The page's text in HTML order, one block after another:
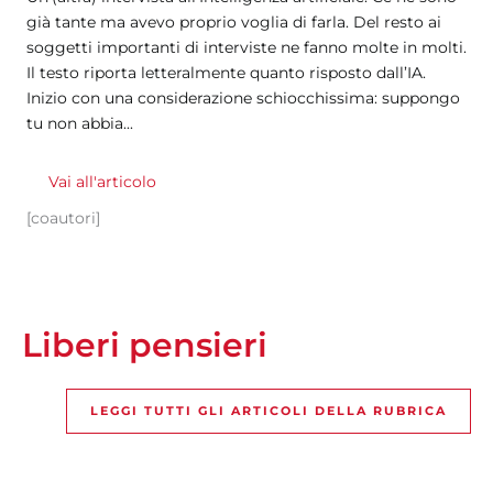
già tante ma avevo proprio voglia di farla. Del resto ai
soggetti importanti di interviste ne fanno molte in molti.
Il testo riporta letteralmente quanto risposto dall’IA.
Inizio con una considerazione schiocchissima: suppongo
tu non abbia...
Vai all'articolo
[coautori]
Liberi pensieri
LEGGI TUTTI GLI ARTICOLI DELLA RUBRICA